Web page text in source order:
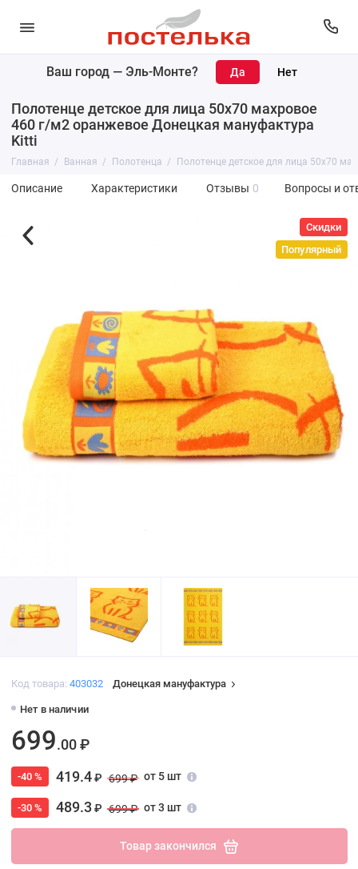
Ваш город — Эль-Монте?
Полотенце детское для лица 50х70 махровое
460 г/м2 оранжевое Донецкая мануфактура
Kitti
Главная Ванная Полотенца Полотенце детское для лица 50х70
Описание Характеристики Отзывы 0 Вопросы и
Скидки
Популярный
Код товара: 403032 Донецкая мануфактура
Нет в наличии
699.00 ₽
-40 % 419.4₽ 699 ₽ от 5 шт
-30 % 489.3₽ 699 ₽ от 3 шт
Товар закончился